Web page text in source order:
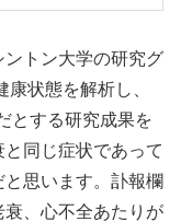
ントン大学の研究グ
状態を解析し、
とする研究成果を
同じ症状であって
思います。訃報欄
、心不全あたりが